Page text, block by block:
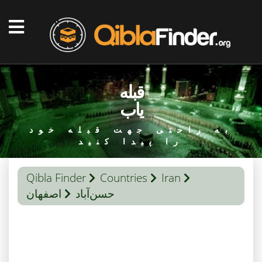
قبله
یاب
به راحتی جهت قبله خود
را پیدا کنید
Qibla Finder Countries
Iran
اصفهان
حسن‌آباد